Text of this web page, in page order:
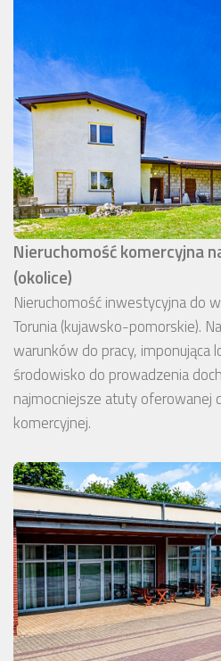
Nieruchomość komercyjna
(okolice)
Nieruchomość inwestycyjna do
Torunia (kujawsko-pomorskie).
warunków do pracy, imponująca
środowisko do prowadzenia
najmocniejsze atuty oferowanej
komercyjnej.